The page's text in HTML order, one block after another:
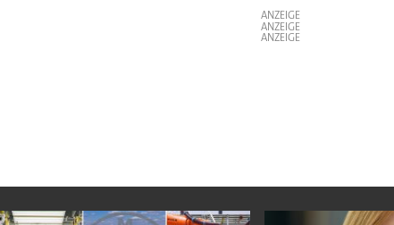
ANZEIGE
ANZEIGE
ANZEIGE